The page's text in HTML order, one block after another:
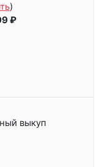
)
₽
выкуп